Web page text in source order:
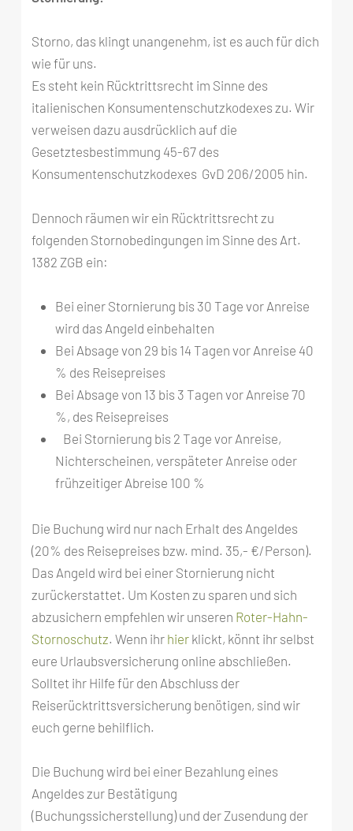
Storno, das klingt unangenehm, ist es auch für dich
wie für uns.
Es steht kein Rücktrittsrecht im Sinne des
italienischen Konsumentenschutzkodexes zu. Wir
verweisen dazu ausdrücklich auf die
Gesetztesbestimmung 45-67 des
Konsumentenschutzkodexes GvD 206/2005 hin.
Dennoch räumen wir ein Rücktrittsrecht zu
folgenden Stornobedingungen im Sinne des Art.
1382 ZGB ein:
Bei einer Stornierung bis 30 Tage vor Anreise
wird das Angeld einbehalten
Bei Absage von 29 bis 14 Tagen vor Anreise 40
% des Reisepreises
Bei Absage von 13 bis 3 Tagen vor Anreise 70
%, des Reisepreises
Bei Stornierung bis 2 Tage vor Anreise,
Nichterscheinen, verspäteter Anreise oder
frühzeitiger Abreise 100 %
Die Buchung wird nur nach Erhalt des Angeldes
(20% des Reisepreises bzw. mind. 35,- €/Person).
Das Angeld wird bei einer Stornierung nicht
zurückerstattet. Um Kosten zu sparen und sich
abzusichern empfehlen wir unseren Roter-Hahn-
Stornoschutz. Wenn ihr hier klickt, könnt ihr selbst
eure Urlaubsversicherung online abschließen.
Solltet ihr Hilfe für den Abschluss der
Reiserücktrittsversicherung benötigen, sind wir
euch gerne behilflich.
Die Buchung wird bei einer Bezahlung eines
Angeldes zur Bestätigung
(Buchungssicherstellung) und der Zusendung der